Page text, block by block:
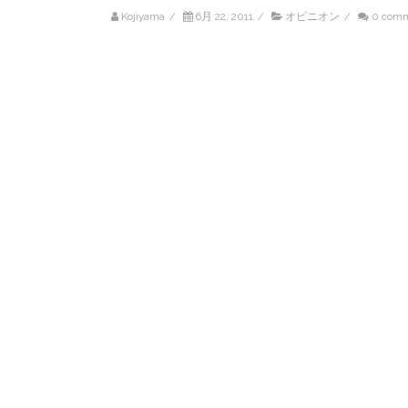
Kojiyama / 6月 22, 2011 / オピニオン / 0